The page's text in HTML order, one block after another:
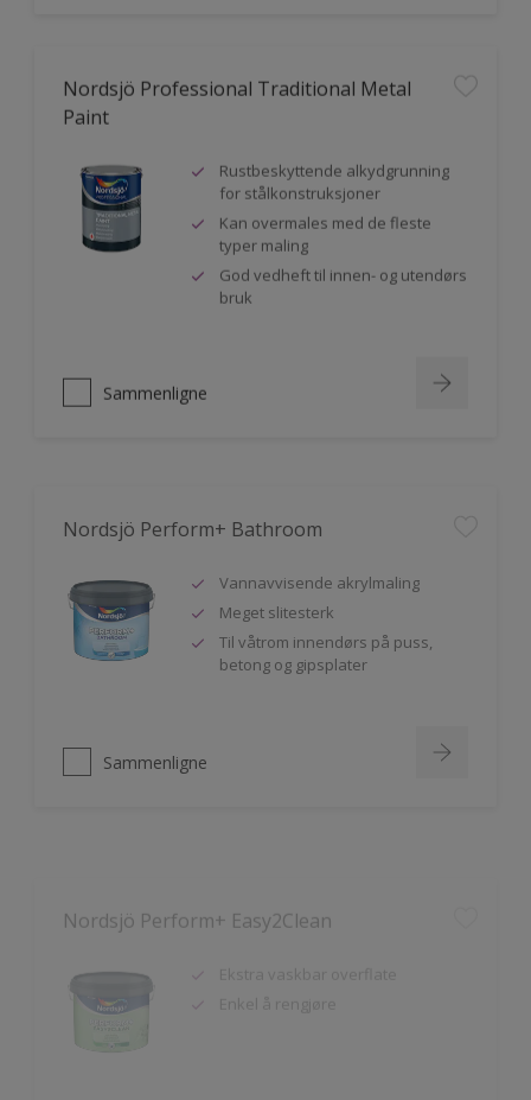
Nordsjö Professional Traditional Metal
Paint
Rustbeskyttende alkydgrunning
for stålkonstruksjoner
Kan overmales med de fleste
typer maling
God vedheft til innen- og utendørs
bruk
Sammenligne
Meget slitesterk
Til våtrom innendørs på puss,
betong og gipsplater
Enkel å rengjøre